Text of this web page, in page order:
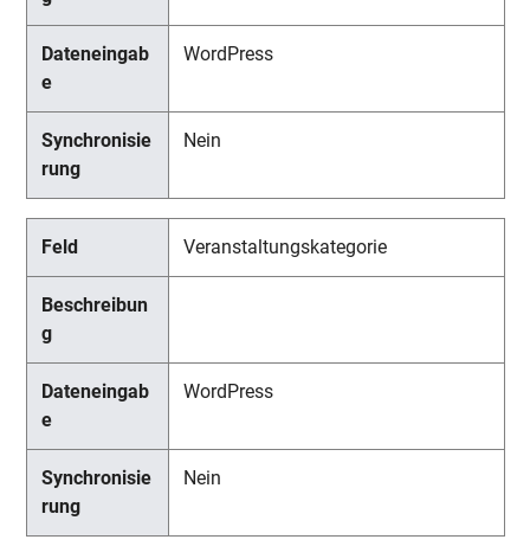
WordPress
Nein
Veranstaltungskategorie
WordPress
Nein